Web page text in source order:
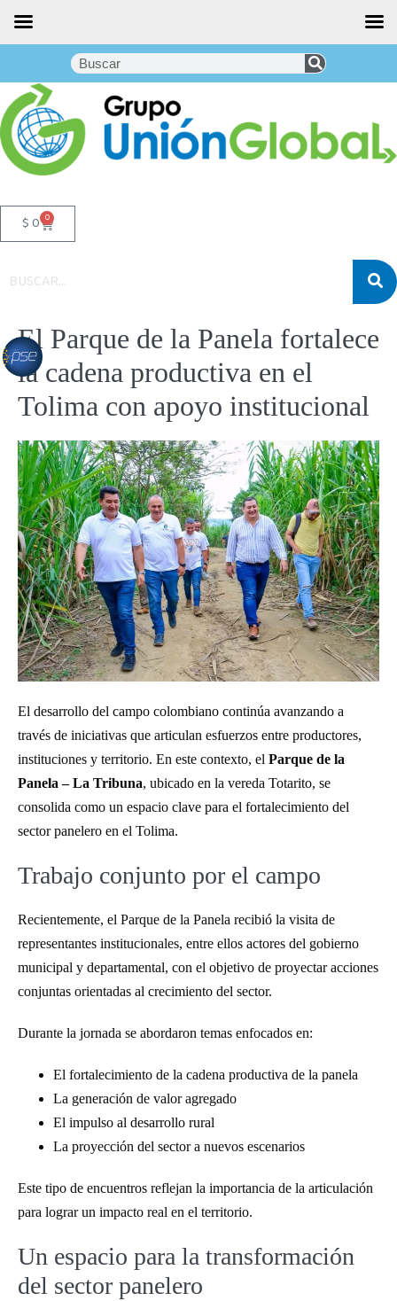
$0 0
El Parque de la Panela fortalece
la cadena productiva en el
Tolima con apoyo institucional
El desarrollo del campo colombiano continúa avanzando a
través de iniciativas que articulan esfuerzos entre productores,
instituciones y territorio. En este contexto, el Parque de la
Panela – La Tribuna, ubicado en la vereda Totarito, se
consolida como un espacio clave para el fortalecimiento del
sector panelero en el Tolima.
Trabajo conjunto por el campo
Recientemente, el Parque de la Panela recibió la visita de
representantes institucionales, entre ellos actores del gobierno
municipal y departamental, con el objetivo de proyectar acciones
conjuntas orientadas al crecimiento del sector.
Durante la jornada se abordaron temas enfocados en:
El fortalecimiento de la cadena productiva de la panela
La generación de valor agregado
El impulso al desarrollo rural
La proyección del sector a nuevos escenarios
Este tipo de encuentros reflejan la importancia de la articulación
para lograr un impacto real en el territorio.
Un espacio para la transformación
del sector panelero